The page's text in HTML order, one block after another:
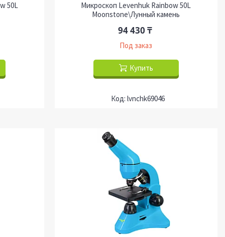
50L
Микроскоп Levenhuk Rainbow 50L
Moonstone\Лунный камень
94 430 ₸
Под заказ
Купить
lvnchk69046